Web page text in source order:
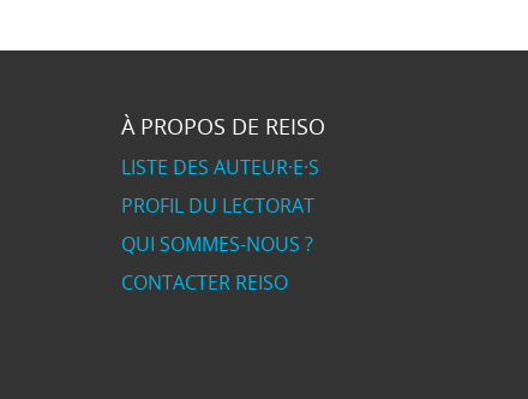
À PROPOS DE REISO
LISTE DES AUTEUR·E·S
PROFIL DU LECTORAT
QUI SOMMES-NOUS ?
CONTACTER REISO